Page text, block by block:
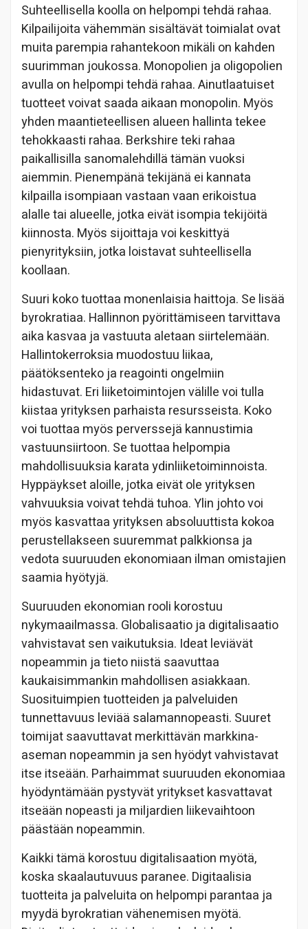
Suhteellisella koolla on helpompi tehdä rahaa.
Kilpailijoita vähemmän sisältävät toimialat ovat
muita parempia rahantekoon mikäli on kahden
suurimman joukossa. Monopolien ja oligopolien
avulla on helpompi tehdä rahaa. Ainutlaatuiset
tuotteet voivat saada aikaan monopolin. Myös
yhden maantieteellisen alueen hallinta tekee
tehokkaasti rahaa. Berkshire teki rahaa
paikallisilla sanomalehdillä tämän vuoksi
aiemmin. Pienempänä tekijänä ei kannata
kilpailla isompiaan vastaan vaan erikoistua
alalle tai alueelle, jotka eivät isompia tekijöitä
kiinnosta. Myös sijoittaja voi keskittyä
pienyrityksiin, jotka loistavat suhteellisella
koollaan.
Suuri koko tuottaa monenlaisia haittoja. Se lisää
byrokratiaa. Hallinnon pyörittämiseen tarvittava
aika kasvaa ja vastuuta aletaan siirtelemään.
Hallintokerroksia muodostuu liikaa,
päätöksenteko ja reagointi ongelmiin
hidastuvat. Eri liiketoimintojen välille voi tulla
kiistaa yrityksen parhaista resursseista. Koko
voi tuottaa myös perverssejä kannustimia
vastuunsiirtoon. Se tuottaa helpompia
mahdollisuuksia karata ydinliiketoiminnoista.
Hyppäykset aloille, jotka eivät ole yrityksen
vahvuuksia voivat tehdä tuhoa. Ylin johto voi
myös kasvattaa yrityksen absoluuttista kokoa
perustellakseen suuremmat palkkionsa ja
vedota suuruuden ekonomiaan ilman omistajien
saamia hyötyjä.
Suuruuden ekonomian rooli korostuu
nykymaailmassa. Globalisaatio ja digitalisaatio
vahvistavat sen vaikutuksia. Ideat leviävät
nopeammin ja tieto niistä saavuttaa
kaukaisimmankin mahdollisen asiakkaan.
Suosituimpien tuotteiden ja palveluiden
tunnettavuus leviää salamannopeasti. Suuret
toimijat saavuttavat merkittävän markkina-
aseman nopeammin ja sen hyödyt vahvistavat
itse itseään. Parhaimmat suuruuden ekonomiaa
hyödyntämään pystyvät yritykset kasvattavat
itseään nopeasti ja miljardien liikevaihtoon
päästään nopeammin.
Kaikki tämä korostuu digitalisaation myötä,
koska skaalautuvuus paranee. Digitaalisia
tuotteita ja palveluita on helpompi parantaa ja
myydä byrokratian vähenemisen myötä.